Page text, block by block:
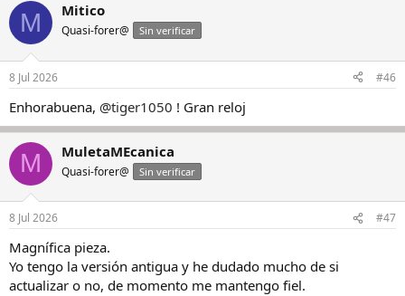
M Mitico
Quasi-forer@ Sin verificar
8 Jul 2026 #46
Enhorabuena, @tiger1050 ! Gran reloj
M MuletaMEcanica
Quasi-forer@ Sin verificar
8 Jul 2026 #47
Magnífica pieza.
Yo tengo la versión antigua y he dudado mucho de si
actualizar o no, de momento me mantengo fiel.